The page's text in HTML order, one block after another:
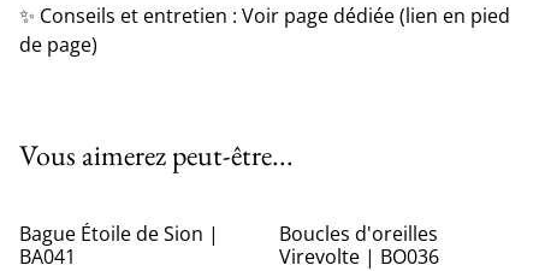
✨ Conseils et entretien : Voir page dédiée (lien en pied
de page)
Vous aimerez peut-être...
Bague Étoile de Sion |
BA041
Boucles d'oreilles
Virevolte | BO036